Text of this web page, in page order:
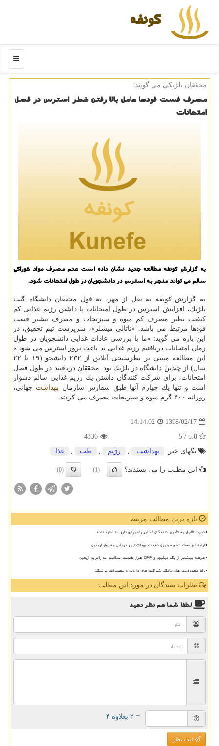
كونفه
منو
محققان بلژیكی می گویند؛
مصرف فست فودها عامل بالا رفتن خطر استرس در فصل
امتحانات
به گزارش كونفه مطالعه جدید نشان داده است عدم مصرف مواد خوراكی
سالم می تواند منجر به استرس در دانشجویان در طول امتحانات شود.
به گزارش كونفه به نقل از مهر، به قول محققان دانشگاه گنت
بلژیك، افزایش استرس در طول امتحانات با داشتن رژیم غذایی كم
كیفیت نظیر مصرف كم میوه و سبزیجات و مصرف بیشتر فست
فودها مرتبط می باشد. «ناتالی میشلز»، سرپرست تیم تحقیق، در
این باره می گوید: «ما با بررسی عادات غذایی دانشجویان در طول
زمان امتحانات دریافتیم رژیم غذایی بد باعث بروز استرس می شود.»
این مطالعه مبتنی بر نظرسنجی آنلاین از ۲۳۲ دانشجو (۱۹ تا ۲۲
سال) از چندین دانشگاه در بلژیك بود. محققان دریافتند در طول فصل
امتحانات، برای شركت كنندگان داشتن یك رژیم غذایی سالم دشوار
است و تنها یك چهارم آنها طبق سفارش سازمان بهداشت جهانی،
روزانه ۴۰۰ گرم میوه و سبزیجات مصرف می كردند.
1398/02/17
14:14:02
5.0
/ 5
4336
تگهای خبر:
بهداشت , رژیم , طب , غذا
این مطلب را می پسندید؟ (1)
(0)
تازه ترین مطالب مرتبط
ضرب الاجل به تأمین کنندگان ذخایر راهبردی دارو به علاوه نامه
ارایه ۱ و هفت دهم میلیون خدمت بهداشتی و درمانی به زوار اربعین
عرضه بیشتر از یک میلیون و ۵۴۴ هزار خدمت سلامت به زائرین اربعین
رفع محدودیت های بانکی شرکت های دارویی و تجهیزات پزشکی
نظرات بینندگان در مورد این مطلب
لطفا شما همنظر دهید
= ۲ بعلاوه ۴
ثبت نظر